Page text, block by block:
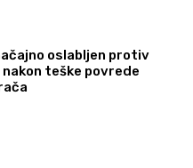
oslabljen protiv
teške povrede